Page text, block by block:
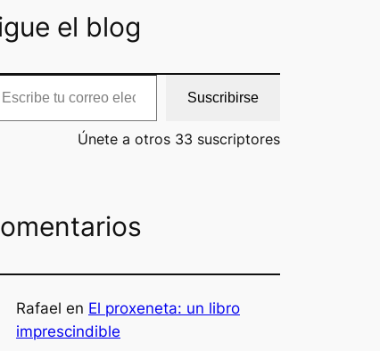
el blog
Suscribirse
Únete a otros 33 suscriptores
Rafael en El proxeneta: un libro
imprescindible